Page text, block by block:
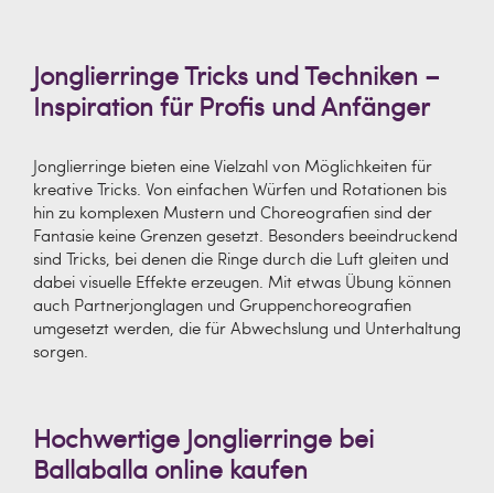
Jonglierringe Tricks und Techniken –
Inspiration für Profis und Anfänger
Jonglierringe bieten eine Vielzahl von Möglichkeiten für
kreative Tricks. Von einfachen Würfen und Rotationen bis
hin zu komplexen Mustern und Choreografien sind der
Fantasie keine Grenzen gesetzt. Besonders beeindruckend
sind Tricks, bei denen die Ringe durch die Luft gleiten und
dabei visuelle Effekte erzeugen. Mit etwas Übung können
auch Partnerjonglagen und Gruppenchoreografien
umgesetzt werden, die für Abwechslung und Unterhaltung
sorgen.
Hochwertige Jonglierringe bei
Ballaballa online kaufen